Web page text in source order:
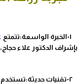
١-الخبرة الواسعة:تتمتع
بإشراف الدكتور علاء
٢-تقنيات